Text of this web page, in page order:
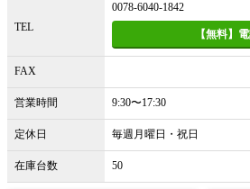
TEL
0078-6040-1842
【無料】
FAX
営業時間 9:30〜17:30
定休日 毎週月曜日・祝日
在庫台数 50